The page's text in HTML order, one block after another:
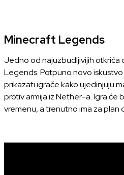
Minecraft Legends
Jedno od najuzbudljivijih otkrića
Legends. Potpuno novo
prikazati igrače kako ujedinjuju
protiv armija iz Nether-a. Igra će
vremenu, a trenutno ima za plan